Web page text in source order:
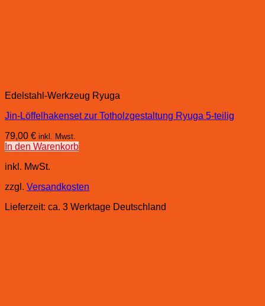
Edelstahl-Werkzeug Ryuga
Jin-Löffelhakenset zur Totholzgestaltung Ryuga 5-teilig
79,00 € inkl. Mwst.
In den Warenkorb
inkl. MwSt.
zzgl. Versandkosten
Lieferzeit: ca. 3 Werktage Deutschland